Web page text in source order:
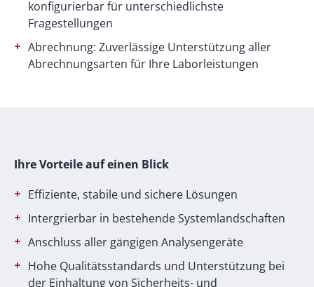
konfigurierbar für unterschiedlichste
Fragestellungen
Abrechnung: Zuverlässige Unterstützung aller
Abrechnungsarten für Ihre Laborleistungen
Ihre Vorteile auf einen Blick
Effiziente, stabile und sichere Lösungen
Intergrierbar in bestehende Systemlandschaften
Anschluss aller gängigen Analysengeräte
Hohe Qualitätsstandards und Unterstützung bei
der Einhaltung von Sicherheits- und